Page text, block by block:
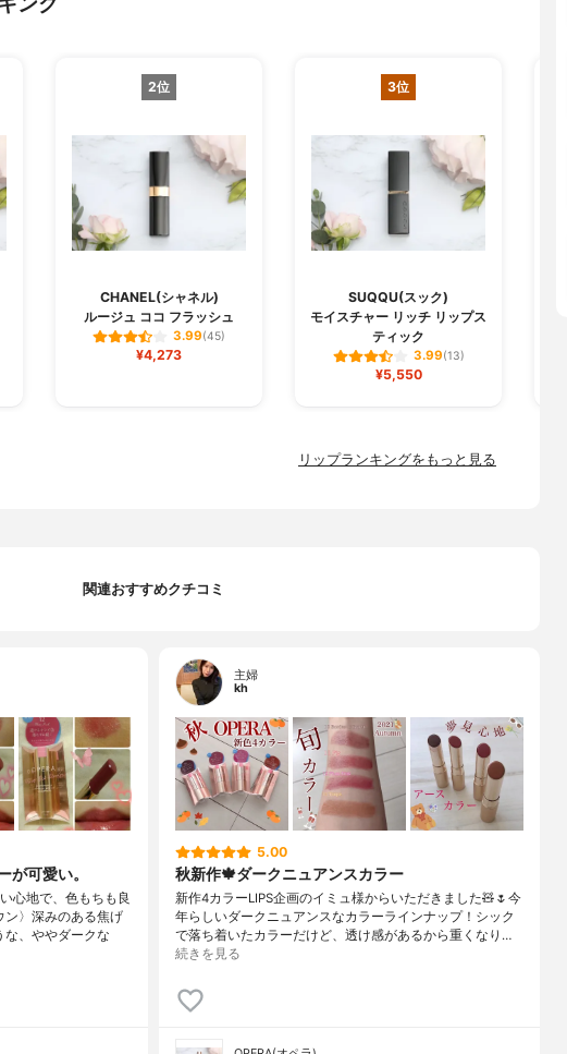
2位
CHANEL(シャネル)
ルージュ ココ フラッシュ
3.99(45)
¥4,273
3位
SUQQU(スック)
モイスチャー リッチ リップス
ティック
3.99(13)
¥5,550
リップランキングをもっと見る
関連おすすめクチコミ
が可愛い。
心地で、色もちも良
ン〉深みのある焦げ
な、ややダークな
主婦
kh
5.00
秋新作🍁ダークニュアンスカラー
新作4カラーLIPS企画のイミュ様からいただきました🧸🌷今
年らしいダークニュアンスなカラーラインナップ！シック
で落ち着いたカラーだけど、透け感があるから重くなり…
続きを見る